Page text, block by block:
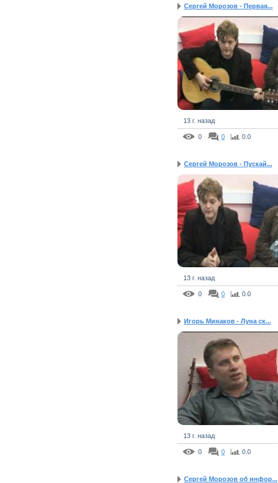
Сергей Морозов - Первая...
13 г. назад
0 0 0.0
Сергей Морозов - Пускай...
13 г. назад
0 0 0.0
Игорь Минаков - Луна ск...
13 г. назад
0 0 0.0
Сергей Морозов об инфор...